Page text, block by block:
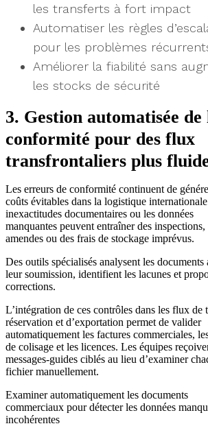
les transferts à fort impact
Automatiser les règles
pour les problèmes
Améliorer la fiabilité sans
les stocks de sécurité
3. Gestion automatisée de
conformité pour des flux
transfrontaliers plus
Les erreurs de conformité continuent de
coûts évitables dans la logistique
inexactitudes documentaires ou les données
manquantes peuvent entraîner des inspections,
amendes ou des frais de stockage imprévus.
Des outils spécialisés analysent les documents
leur soumission, identifient les lacunes et
corrections.
L’intégration de ces contrôles dans les flux de
réservation et d’exportation permet de valider
automatiquement les factures commerciales,
de colisage et les licences. Les équipes
messages-guides ciblés au lieu d’examiner
fichier manuellement.
Examiner automatiquement les documents
commerciaux pour détecter les données
incohérentes